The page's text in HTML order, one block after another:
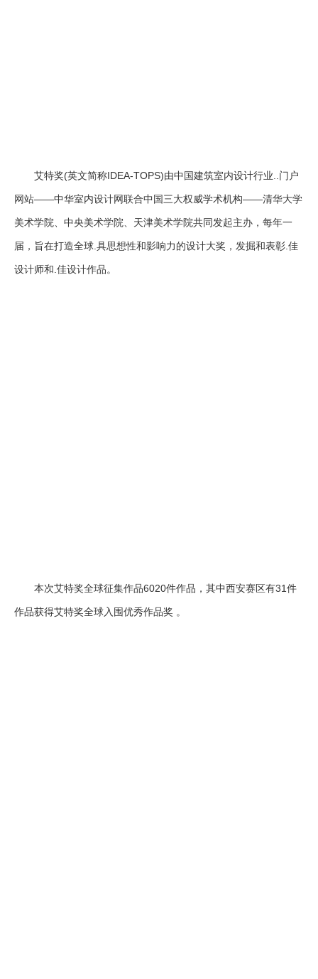
艾特奖(英文简称IDEA-TOPS)由中国建筑室内设计行业..门户
网站——中华室内设计网联合中国三大权威学术机构——清华大学
美术学院、中央美术学院、天津美术学院共同发起主办，每年一
届，旨在打造全球.具思想性和影响力的设计大奖，发掘和表彰.佳
设计师和.佳设计作品。
本次艾特奖全球征集作品6020件作品，其中西安赛区有31件
作品获得艾特奖全球入围优秀作品奖 。